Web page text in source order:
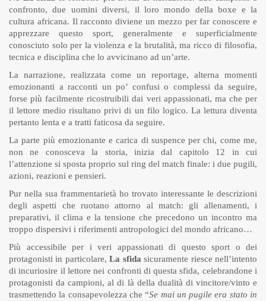
confronto, due uomini diversi, il loro mondo della boxe e la
cultura africana. Il racconto diviene un mezzo per far conoscere e
apprezzare questo sport, generalmente e superficialmente
conosciuto solo per la violenza e la brutalità, ma ricco di filosofia,
tecnica e disciplina che lo avvicinano ad un’arte.
La narrazione, realizzata come un reportage, alterna momenti
emozionanti a racconti un po’ confusi o complessi da seguire,
forse più facilmente ricostruibili dai veri appassionati, ma che per
il lettore medio risultano privi di un filo logico. La lettura diventa
pertanto lenta e a tratti faticosa da seguire.
La parte più emozionante e carica di suspence per chi, come me,
non ne conosceva la storia, inizia dal capitolo 12 in cui
l’attenzione si sposta proprio sul ring del match finale: i due pugili,
azioni, reazioni e pensieri.
Pur nella sua frammentarietà ho trovato interessante le descrizioni
degli aspetti che ruotano attorno al match: gli allenamenti, i
preparativi, il clima e la tensione che precedono un incontro ma
troppo dispersivi i riferimenti antropologici del mondo africano…
Più accessibile per i veri appassionati di questo sport o dei
protagonisti in particolare,La sfida sicuramente riesce nell’intento
di incuriosire il lettore nei confronti di questa sfida, celebrandone i
protagonisti da campioni, al di là della dualità di vincitore/vinto e
trasmettendo la consapevolezza che “Se mai un pugile era stato in